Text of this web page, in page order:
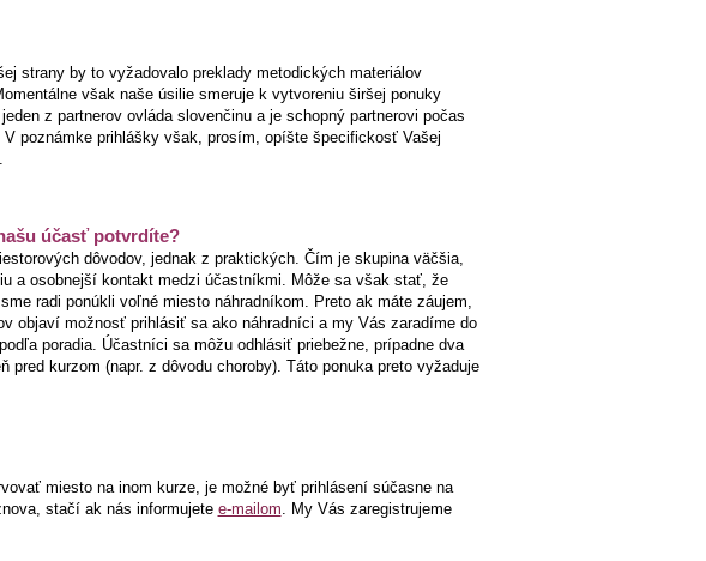
strany by to vyžadovalo preklady metodických materiálov
však naše úsilie smeruje k vytvoreniu širšej ponuky
z partnerov ovláda slovenčinu a je schopný partnerovi počas
poznámke prihlášky však, prosím, opíšte špecifickosť Vašej
účasť potvrdíte?
dôvodov, jednak z praktických. Čím je skupina väčšia,
a osobnejší kontakt medzi účastníkmi. Môže sa však stať, že
radi ponúkli voľné miesto náhradníkom. Preto ak máte záujem,
objaví možnosť prihlásiť sa ako náhradníci a my Vás zaradíme do
poradia. Účastníci sa môžu odhlásiť priebežne, prípadne dva
kurzom (napr. z dôvodu choroby). Táto ponuka preto vyžaduje
miesto na inom kurze, je možné byť prihlásení súčasne na
stačí ak nás informujete e-mailom . My Vás zaregistrujeme